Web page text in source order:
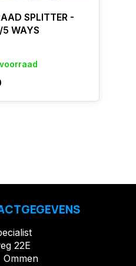
SPLITTER -
WAYS
22E
Ommen